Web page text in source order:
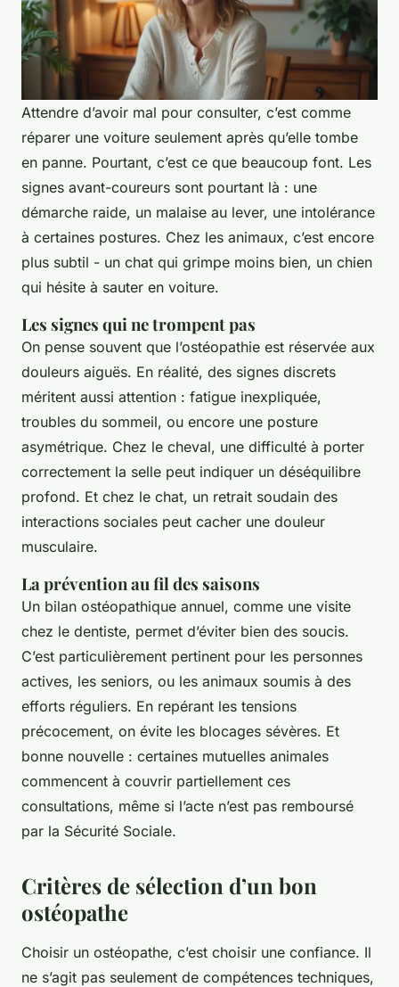
Attendre d’avoir mal pour consulter, c’est comme
réparer une voiture seulement après qu’elle tombe
en panne. Pourtant, c’est ce que beaucoup font. Les
signes avant-coureurs sont pourtant là : une
démarche raide, un malaise au lever, une intolérance
à certaines postures. Chez les animaux, c’est encore
plus subtil - un chat qui grimpe moins bien, un chien
qui hésite à sauter en voiture.
Les signes qui ne trompent pas
On pense souvent que l’ostéopathie est réservée aux
douleurs aiguës. En réalité, des signes discrets
méritent aussi attention : fatigue inexpliquée,
troubles du sommeil, ou encore une posture
asymétrique. Chez le cheval, une difficulté à porter
correctement la selle peut indiquer un déséquilibre
profond. Et chez le chat, un retrait soudain des
interactions sociales peut cacher une douleur
musculaire.
La prévention au fil des saisons
Un bilan ostéopathique annuel, comme une visite
chez le dentiste, permet d’éviter bien des soucis.
C’est particulièrement pertinent pour les personnes
actives, les seniors, ou les animaux soumis à des
efforts réguliers. En repérant les tensions
précocement, on évite les blocages sévères. Et
bonne nouvelle : certaines mutuelles animales
commencent à couvrir partiellement ces
consultations, même si l’acte n’est pas remboursé
par la Sécurité Sociale.
Critères de sélection d’un bon
ostéopathe
Choisir un ostéopathe, c’est choisir une confiance. Il
ne s’agit pas seulement de compétences techniques,